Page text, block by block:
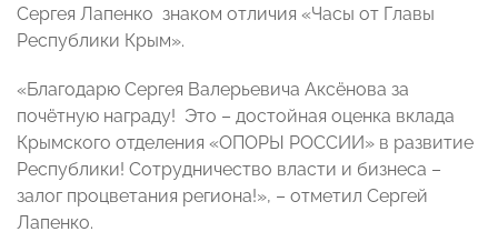
Сергея Лапенко знаком отличия «Часы от Главы
Республики Крым».
«Благодарю Сергея Валерьевича Аксёнова за
почётную награду! Это – достойная оценка вклада
Крымского отделения «ОПОРЫ РОССИИ» в развитие
Республики! Сотрудничество власти и бизнеса –
залог процветания региона!», – отметил Сергей
Лапенко.